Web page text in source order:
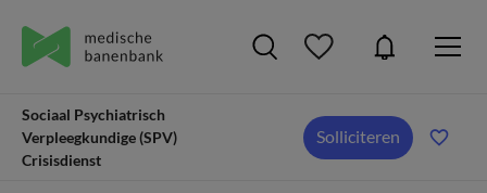
Sociaal Psychiatrisch
Verpleegkundige (SPV)
Crisisdienst
Solliciteren